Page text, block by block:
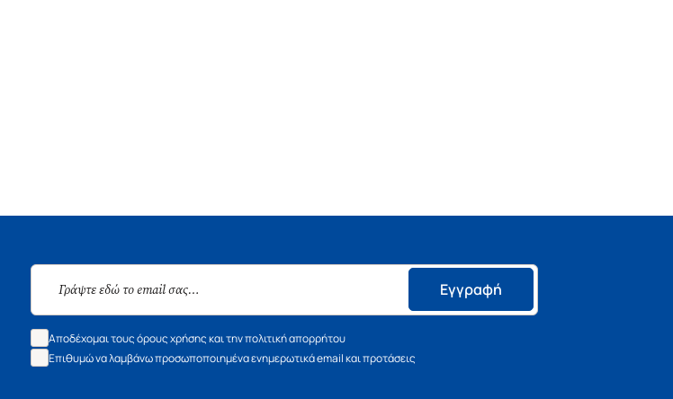
Εγγραφή
Αποδέχομαι τους όρους χρήσης και την πολιτική απορρήτου
Επιθυμώ να λαμβάνω προσωποποιημένα ενημερωτικά email και προτάσεις